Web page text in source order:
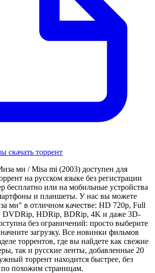
скачать торрент
ми / Misa mi (2003) доступен для
на русском языке без регистрации
бесплатно или на мобильные устройства
и планшеты. У нас вы можете
ми" в отличном качестве: HD 720p, Full
DVDRip, HDRip, BDRip, 4K и даже 3D-
без ограничений: просто выберите
загрузку. Все новинки фильмов
торрентов, где вы найдете как свежие
так и русские ленты, добавленные 20
торрент находится быстрее, без
похожим страницам.